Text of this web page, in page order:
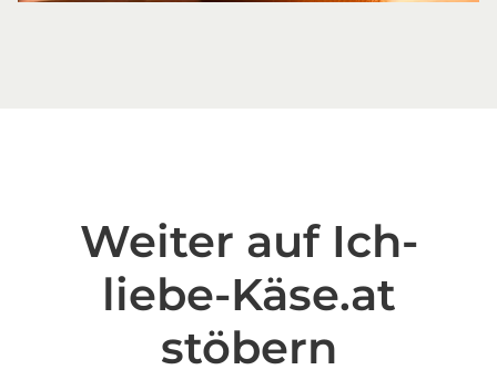
Weiter auf Ich-
liebe-Käse.at
stöbern